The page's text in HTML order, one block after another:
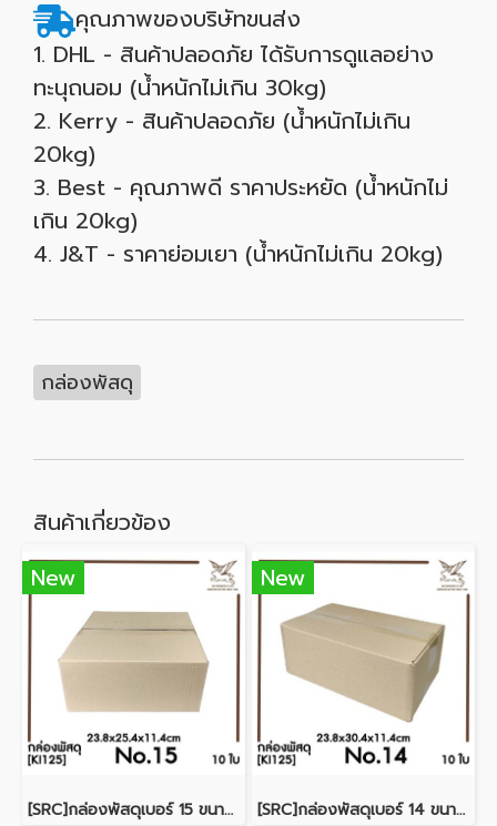
คุณภาพของบริษัทขนส่ง
1. DHL - สินค้าปลอดภัย ได้รับการดูแลอย่าง
ทะนุถนอม (น้ำหนักไม่เกิน 30kg)
2. Kerry - สินค้าปลอดภัย (น้ำหนักไม่เกิน
20kg)
3. Best - คุณภาพดี ราคาประหยัด (น้ำหนักไม่
เกิน 20kg)
4. J&T - ราคาย่อมเยา (น้ำหนักไม่เกิน 20kg)
กล่องพัสดุ
สินค้าเกี่ยวข้อง
New
[SRC]กล่องพัสดุเบอร์ 15 ขนาด 23.8x25.4x11.4cm (10 ใบ) ไม่พิมพ์
New
[SRC]กล่องพัสดุเบอร์ 14 ขนาด 23.8x30.4x11.4cm (10 ใบ) ไม่พิมพ์